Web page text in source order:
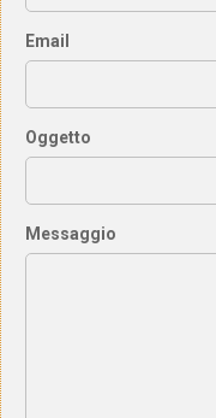
Email
Oggetto
Messaggio